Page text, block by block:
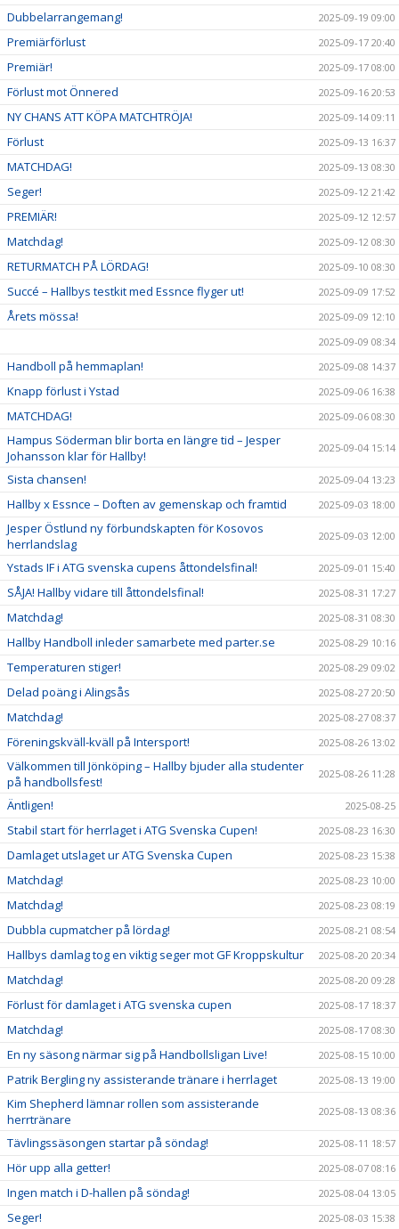
Dubbelarrangemang! 2025-09-19 09:00
Premiärförlust 2025-09-17 20:40
Premiär! 2025-09-17 08:00
Förlust mot Önnered 2025-09-16 20:53
NY CHANS ATT KÖPA MATCHTRÖJA! 2025-09-14 09:11
Förlust 2025-09-13 16:37
MATCHDAG! 2025-09-13 08:30
Seger! 2025-09-12 21:42
PREMIÄR! 2025-09-12 12:57
Matchdag! 2025-09-12 08:30
RETURMATCH PÅ LÖRDAG! 2025-09-10 08:30
Succé – Hallbys testkit med Essnce flyger ut! 2025-09-09 17:52
Årets mössa!
2025-09-09 12:10
2025-09-09 08:34
Handboll på hemmaplan! 2025-09-08 14:37
Knapp förlust i Ystad 2025-09-06 16:38
MATCHDAG! 2025-09-06 08:30
Hampus Söderman blir borta en längre tid – Jesper
Johansson klar för Hallby!
2025-09-04 15:14
Sista chansen! 2025-09-04 13:23
Hallby x Essnce – Doften av gemenskap och framtid 2025-09-03 18:00
Jesper Östlund ny förbundskapten för Kosovos
herrlandslag
2025-09-03 12:00
Ystads IF i ATG svenska cupens åttondelsfinal! 2025-09-01 15:40
SÅJA! Hallby vidare till åttondelsfinal! 2025-08-31 17:27
Matchdag! 2025-08-31 08:30
Hallby Handboll inleder samarbete med parter.se 2025-08-29 10:16
Temperaturen stiger! 2025-08-29 09:02
Delad poäng i Alingsås 2025-08-27 20:50
Matchdag! 2025-08-27 08:37
Föreningskväll-kväll på Intersport! 2025-08-26 13:02
Välkommen till Jönköping – Hallby bjuder alla studenter
på handbollsfest!
2025-08-26 11:28
Äntligen! 2025-08-25
Stabil start för herrlaget i ATG Svenska Cupen! 2025-08-23 16:30
Damlaget utslaget ur ATG Svenska Cupen 2025-08-23 15:38
Matchdag! 2025-08-23 10:00
Matchdag! 2025-08-23 08:19
Dubbla cupmatcher på lördag! 2025-08-21 08:54
Hallbys damlag tog en viktig seger mot GF Kroppskultur 2025-08-20 20:34
Matchdag! 2025-08-20 09:28
Förlust för damlaget i ATG svenska cupen 2025-08-17 18:37
Matchdag! 2025-08-17 08:30
En ny säsong närmar sig på Handbollsligan Live! 2025-08-15 10:00
Patrik Bergling ny assisterande tränare i herrlaget 2025-08-13 19:00
Kim Shepherd lämnar rollen som assisterande
herrtränare
2025-08-13 08:36
Tävlingssäsongen startar på söndag! 2025-08-11 18:57
Hör upp alla getter! 2025-08-07 08:16
Ingen match i D-hallen på söndag! 2025-08-04 13:05
Seger! 2025-08-03 15:38